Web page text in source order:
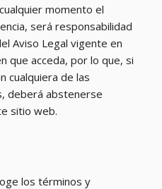
momento el
será responsabilidad
Aviso Legal vigente en
que acceda, por lo que, si
cualquiera de las
deberá abstenerse
sitio web.
los términos y